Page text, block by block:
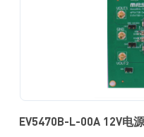
通过 MTP 实现灵活的
通过 MTP 实现灵活的
采用 QFN-22 (3mmx4mm)
EV5470B-L-00A 12V电